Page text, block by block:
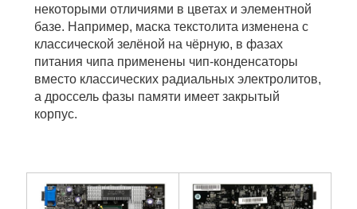
некоторыми отличиями в цветах и элементной
базе. Например, маска текстолита изменена с
классической зелёной на чёрную, в фазах
питания чипа применены чип-конденсаторы
вместо классических радиальных электролитов,
а дроссель фазы памяти имеет закрытый
корпус.